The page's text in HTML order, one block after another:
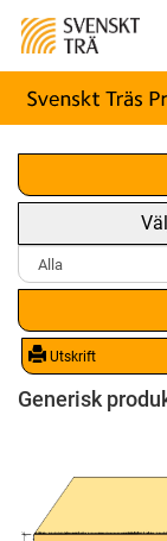
Utskrift
Generisk